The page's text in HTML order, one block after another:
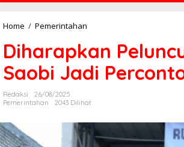
Home / Pemerintahan
h
a
r
a
k
n
P
Diharapkan
Saobi Jadi
Redaksi
26/08/2025
Pemerintahan
2043 Dilihat